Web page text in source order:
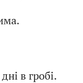
в гробі.